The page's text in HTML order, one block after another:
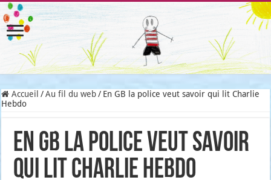
Accueil / Au fil du web / En GB la police veut savoir qui lit Charlie
Hebdo
En GB la police veut savoir
qui lit Charlie Hebdo